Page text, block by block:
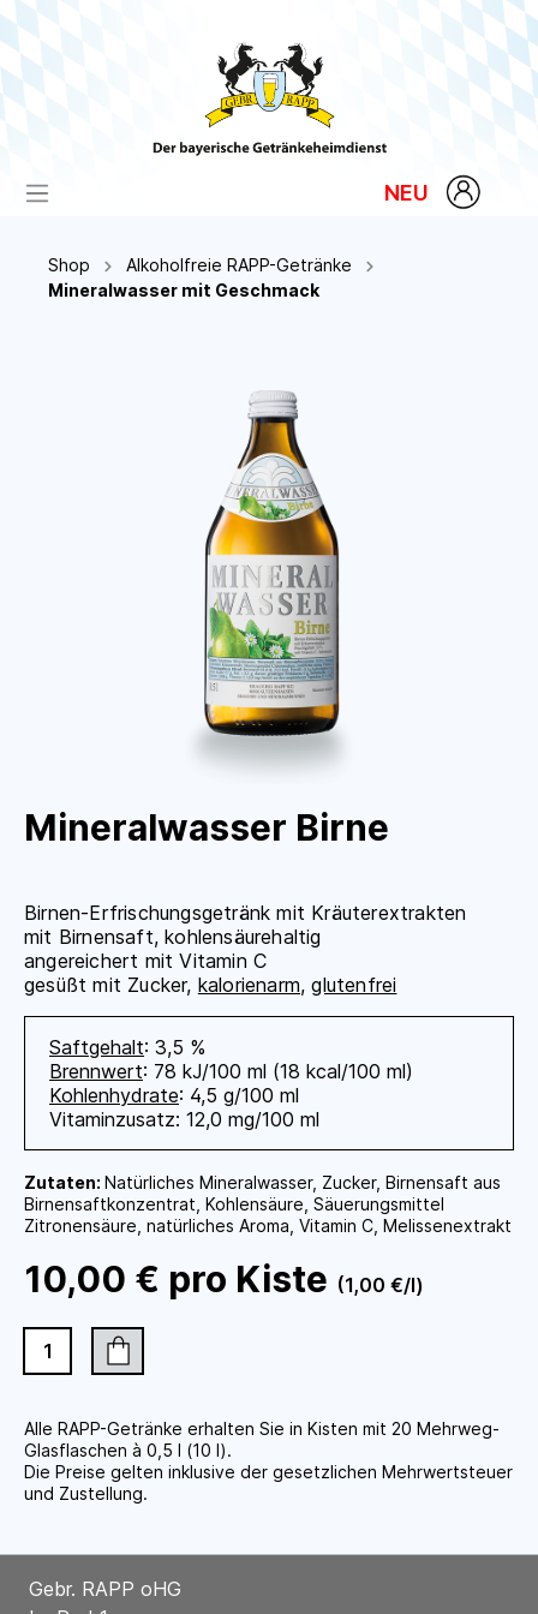
NEU
Shop
Alkoholfreie RAPP-Getränke
Mineralwasser mit Geschmack
Mineralwasser Birne
Birnen-Erfrischungsgetränk mit Kräuterextrakten
mit Birnensaft, kohlensäurehaltig
angereichert mit Vitamin C
gesüßt mit Zucker, kalorienarm,glutenfrei
Saftgehalt: 3,5 %
Brennwert: 78 kJ/100 ml (18 kcal/100 ml)
Kohlenhydrate: 4,5 g/100 ml
Vitaminzusatz: 12,0 mg/100 ml
Zutaten: Natürliches Mineralwasser, Zucker, Birnensaft aus
Birnensaftkonzentrat, Kohlensäure, Säuerungsmittel
Zitronensäure, natürliches Aroma, Vitamin C, Melissenextrakt
10,00 € pro Kiste (1,00 €/l)
Alle RAPP-Getränke erhalten Sie in Kisten mit 20 Mehrweg-
Glasflaschen à 0,5 l (10 l).
Die Preise gelten inklusive der gesetzlichen Mehrwertsteuer
und Zustellung.
Gebr. RAPP oHG